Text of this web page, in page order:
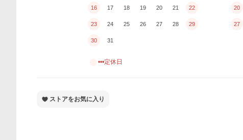
16 17 18 19 20 21 22
23 24 25 26 27 28 29
30 31
20
27
•••定休日
ストアをお気に入り